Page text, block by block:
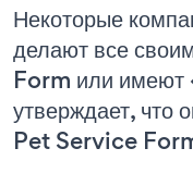
Некоторые
делают все
Form или
утверждает, что
Pet Service